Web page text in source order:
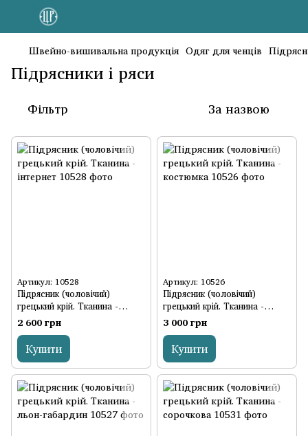
Швейно-вишивальна продукція Одяг для ченців
Підрясники і ряси
Фільтр За назвою
Артикул: 10528
Підрясник (чоловічий)
грецький крій. Тканина -
інтернет
2 600 грн
Купити
Артикул: 10526
Підрясник (чоловічий)
грецький крій. Тканина -
костюмка
3 000 грн
Купити